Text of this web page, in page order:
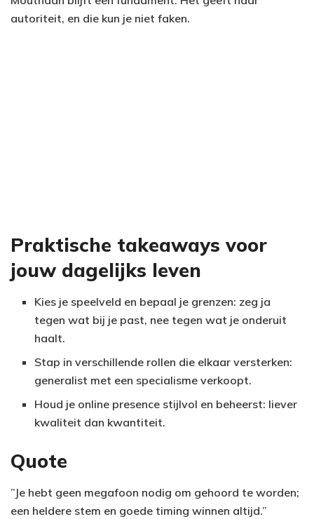
autoriteit, en die kun je niet faken.
Praktische takeaways voor
jouw dagelijks leven
Kies je speelveld en bepaal je grenzen: zeg ja
tegen wat bij je past, nee tegen wat je onderuit
haalt.
Stap in verschillende rollen die elkaar versterken:
generalist met een specialisme verkoopt.
Houd je online presence stijlvol en beheerst: liever
kwaliteit dan kwantiteit.
Quote
”Je hebt geen megafoon nodig om gehoord te worden;
een heldere stem en goede timing winnen altijd.”